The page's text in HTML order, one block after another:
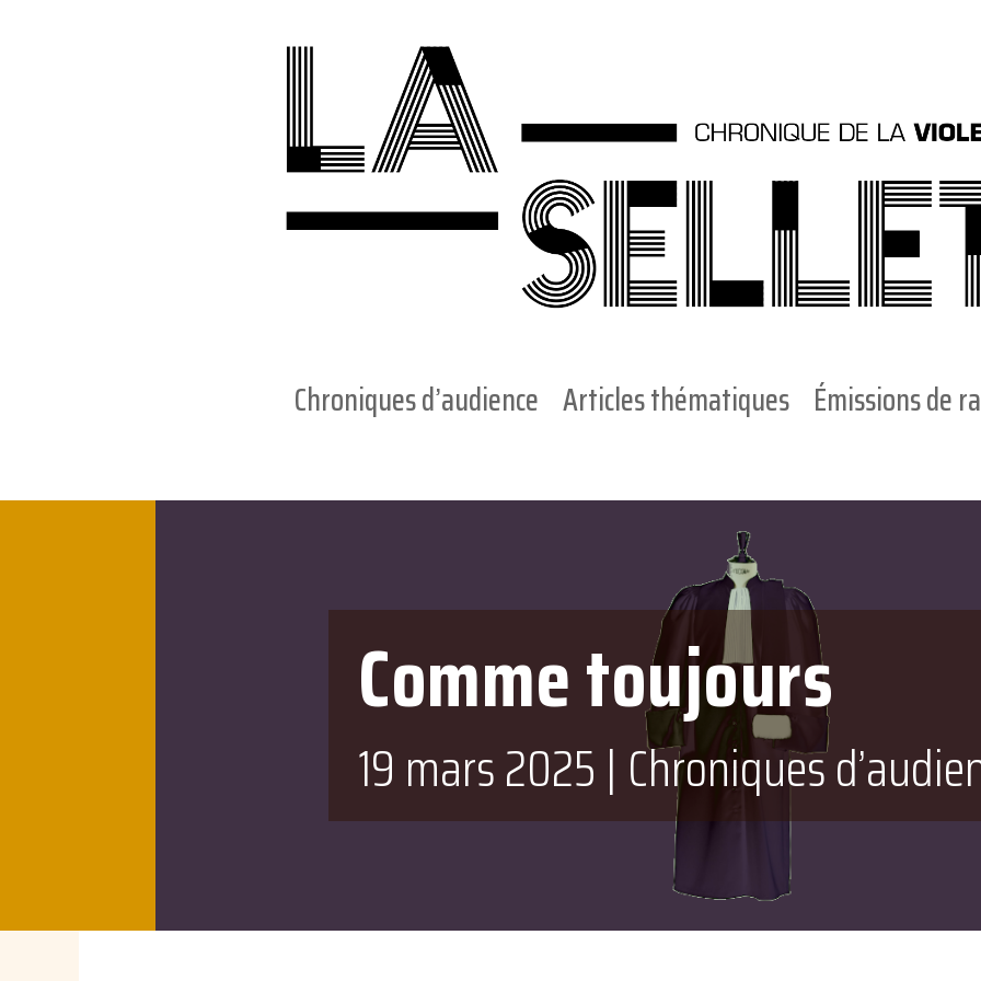
Chroniques d’audience Articles thématiques Émissions de
Comme toujours
19 mars 2025 | Chroniques